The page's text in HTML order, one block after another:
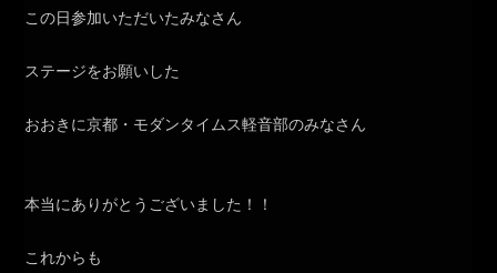
この日参加いただいたみなさん
ステージをお願いした
おおきに京都・モダンタイムス軽音部のみなさん
本当にありがとうございました！！
これからも